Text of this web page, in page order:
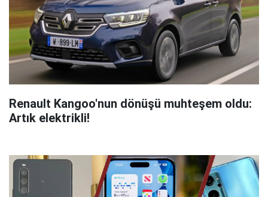
Renault Kangoo'nun dönüşü muhteşem oldu:
Artık elektrikli!